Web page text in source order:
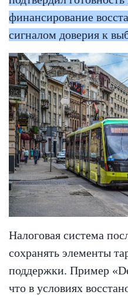
финансирование
сигналом доверия к
Налоговая система
сохранять элементы
поддержки. Пример
что в условиях